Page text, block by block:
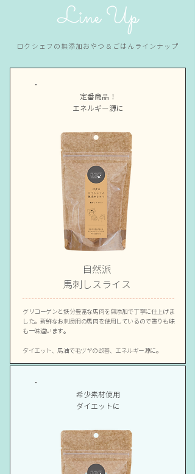
Line Up
ロクシェフの無添加おやつ＆ごはんラインナップ
​定番商品！
エネルギー源に
自然派
馬刺しスライス
グリコーゲンと鉄分豊富な馬肉を無添加で丁寧に仕上げま
した。新鮮なお刺身用の馬肉を使用しているので香りも味
も一味違います。
ダイエット、馬油で毛ヅヤの改善、エネルギー源に。
希少素材使用
​ダイエットに